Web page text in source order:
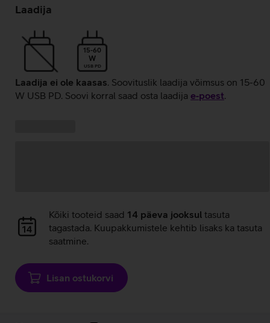
laadimine
Laadija
15-60
W
USB PD
Laadija ei ole kaasas. Soovituslik laadija võimsus on 15-60
W USB PD. Soovi korral saad osta laadija e‑poest.
Andmete
laadimine
Kõiki tooteid saad 14 päeva jooksul tasuta
tagastada. Kuupakkumistele kehtib lisaks ka tasuta
saatmine.
Lisan ostukorvi